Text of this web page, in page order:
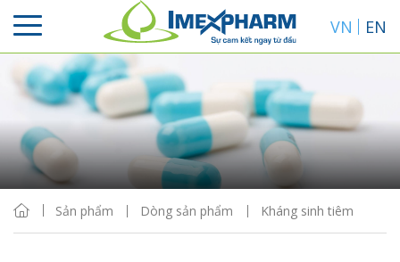
VN EN
Sản phẩm Dòng sản phẩm Kháng sinh tiêm
Sắp xếp
Hiển thị